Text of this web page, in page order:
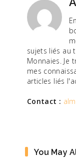
sujets liés au
Monnaies. Je
mes
articles liés
Contact :
You May